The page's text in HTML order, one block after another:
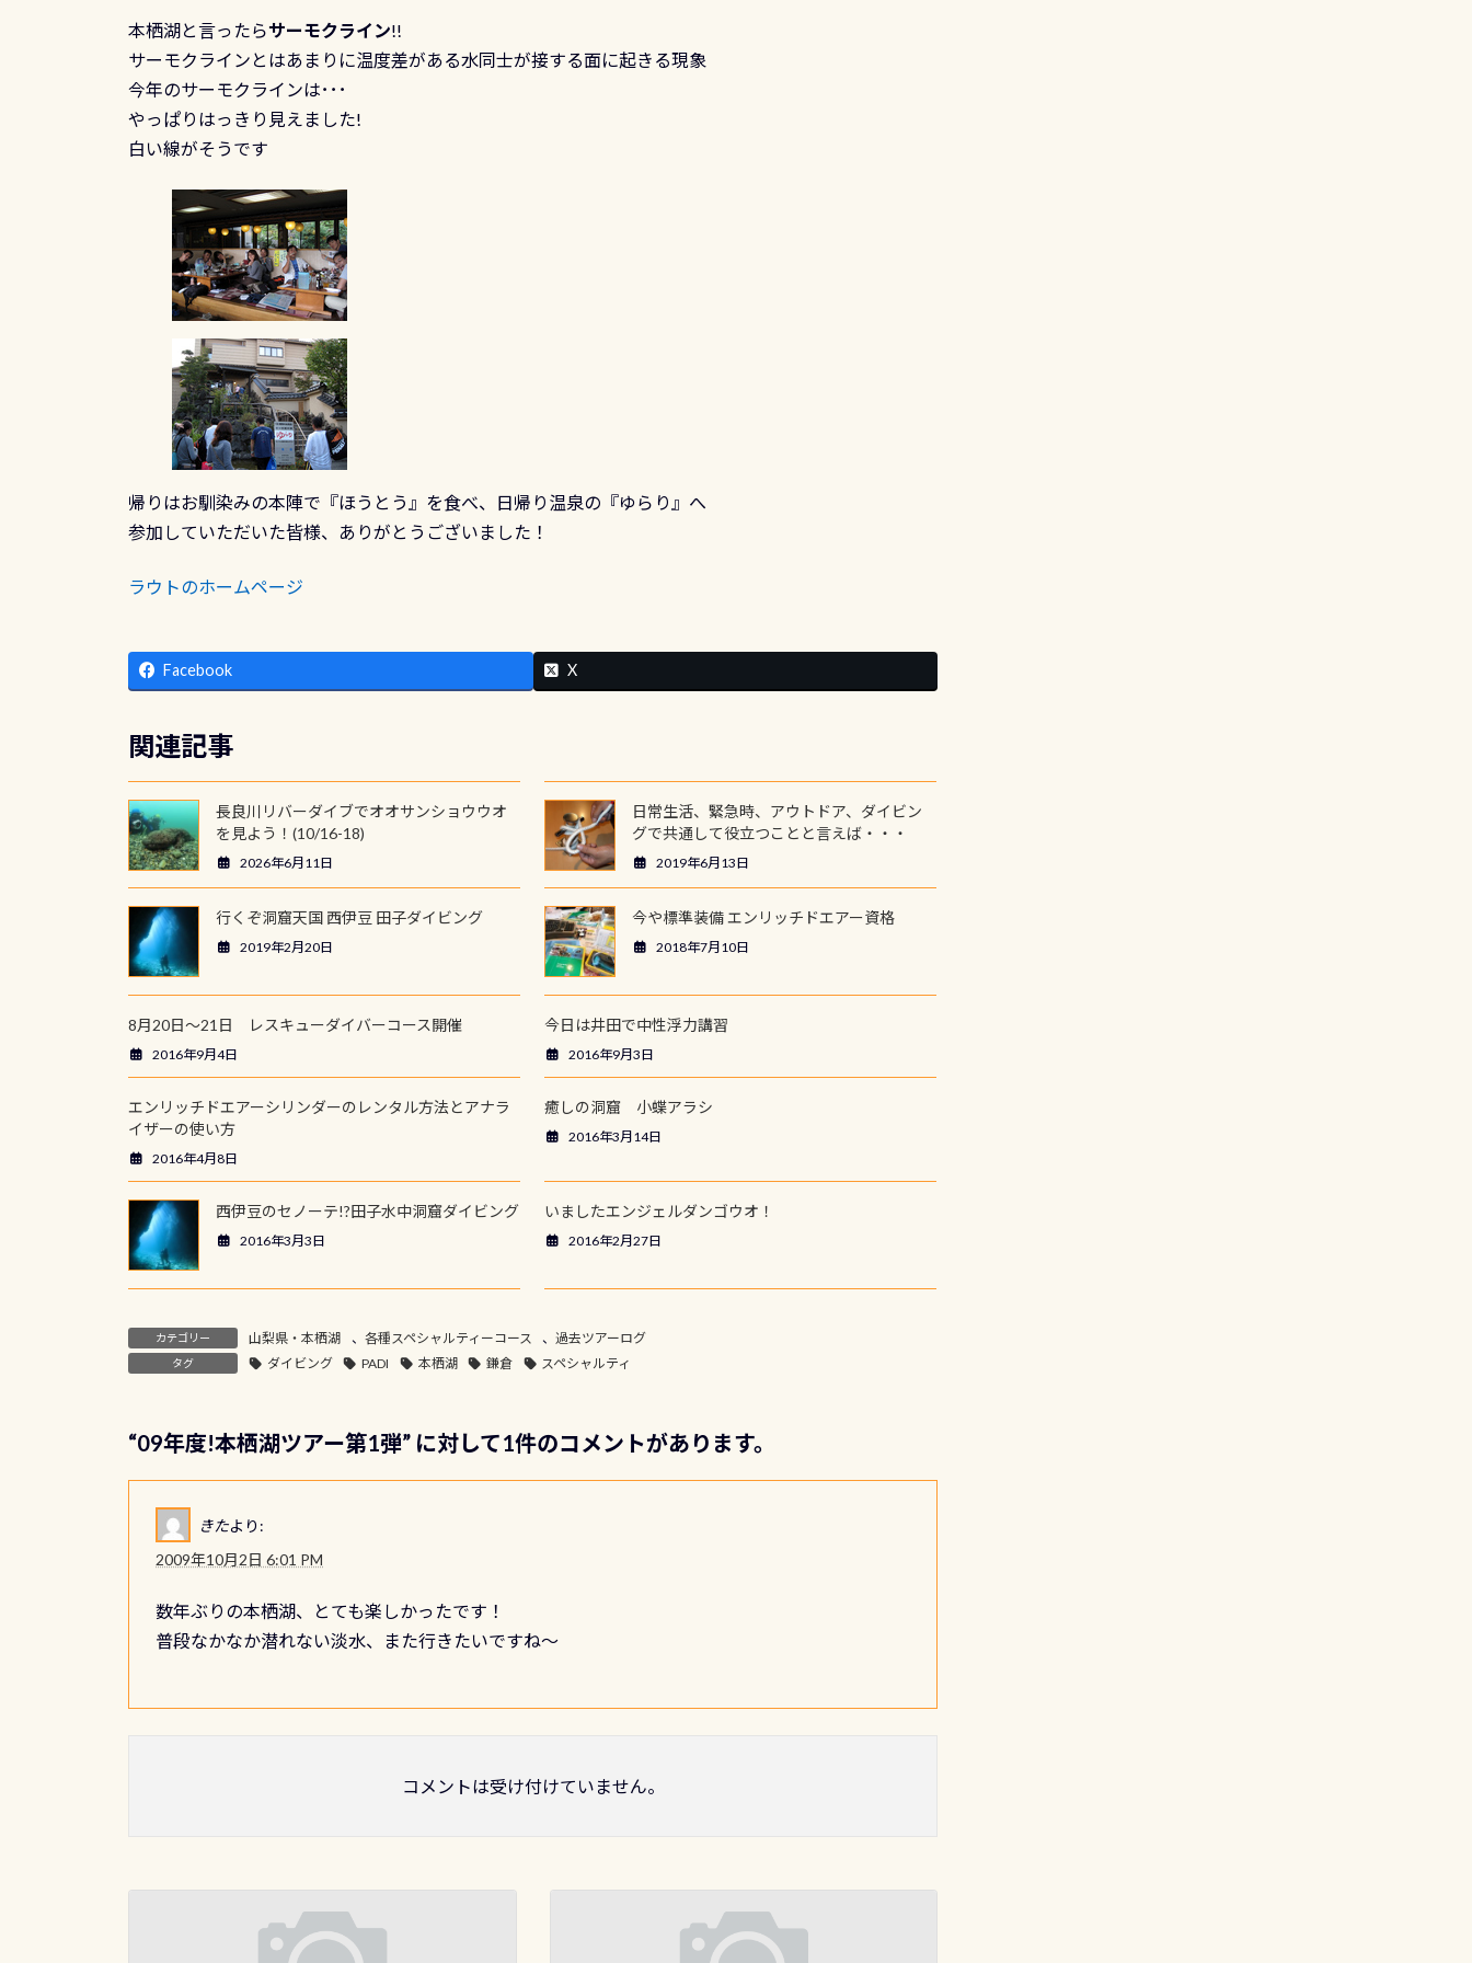
本栖湖と言ったらサーモクライン!!
サーモクラインとはあまりに温度差がある水同士が接する面に起きる現象
今年のサーモクラインは･･･
やっぱりはっきり見えました!
白い線がそうです
帰りはお馴染みの本陣で『ほうとう』を食べ、日帰り温泉の『ゆらり』へ
参加していただいた皆様、ありがとうございました！
ラウトのホームページ
Facebook X
関連記事
長良川リバーダイブでオオサンショウウオ
を見よう！(10/16-18)
2026年6月11日
日常生活、緊急時、アウトドア、ダイビン
グで共通して役立つことと言えば・・・
2019年6月13日
行くぞ洞窟天国 西伊豆 田子ダイビング
2019年2月20日
今や標準装備 エンリッチドエアー資格
2018年7月10日
8月20日～21日 レスキューダイバーコース開催
2016年9月4日
今日は井田で中性浮力講習
2016年9月3日
エンリッチドエアーシリンダーのレンタル方法とアナラ
イザーの使い方
2016年4月8日
癒しの洞窟 小蝶アラシ
2016年3月14日
西伊豆のセノーテ!?田子水中洞窟ダイビング
2016年3月3日
いましたエンジェルダンゴウオ！
2016年2月27日
カテゴリー 山梨県・本栖湖 、 各種スペシャルティーコース 、過去ツアーログ
タグ ダイビング PADI 本栖湖 鎌倉 スペシャルティ
“09年度!本栖湖ツアー第1弾” に対して1件のコメントがあります。
きたより:
2009年10月2日 6:01 PM
数年ぶりの本栖湖、とても楽しかったです！
普段なかなか潜れない淡水、また行きたいですね～
コメントは受け付けていません。